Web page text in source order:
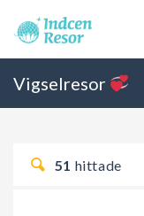
Vigselresor
51 hittade